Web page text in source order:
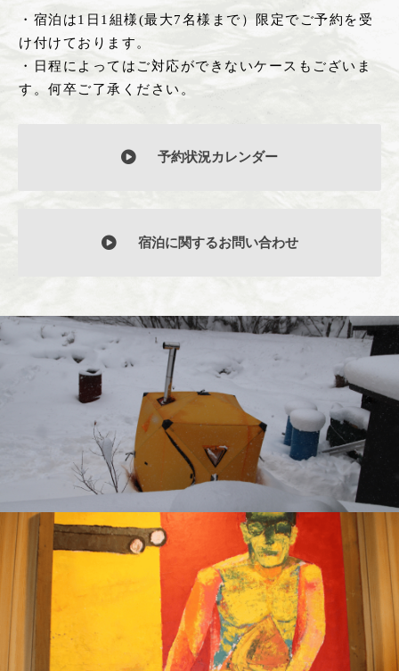
・宿泊は1日1組様(最大7名様まで）限定でご予約を受
け付けております。
・日程によってはご対応ができないケースもございま
す。何卒ご了承ください。
予約状況カレンダー
宿泊に関するお問い合わせ